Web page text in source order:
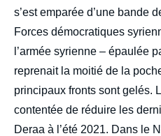
s’est emparée d’une bande
Forces démocratiques
l’armée syrienne – épaulée
reprenait la moitié de la
principaux fronts sont gelés.
contentée de réduire les
Deraa à l’été 2021. Dans le